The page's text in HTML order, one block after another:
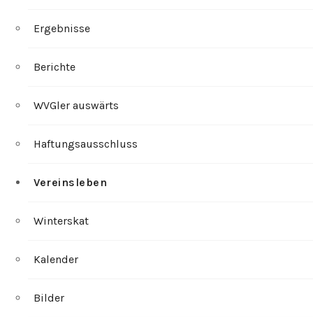
Ergebnisse
Berichte
WVGler auswärts
Haftungsausschluss
Vereinsleben
Winterskat
Kalender
Bilder